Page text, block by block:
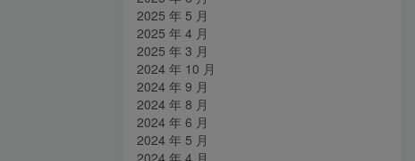
2025 年 5 月
2025 年 4 月
2025 年 3 月
2024 年 10 月
2024 年 9 月
2024 年 8 月
2024 年 6 月
2024 年 5 月
2024 年 4 月